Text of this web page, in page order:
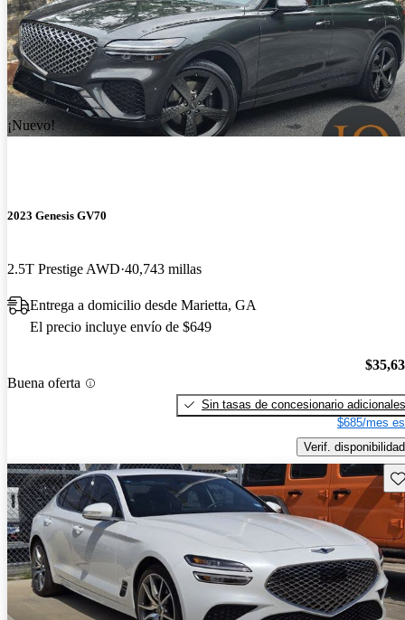
¡Nuevo!
2023 Genesis GV70
2.5T Prestige AWD 40,743 millas
Entrega a domicilio desde Marietta, GA
El precio incluye envío de $649
Buena oferta
Sin tasas de concesionario adicionales
$685/mes
Verif. disponibilidad